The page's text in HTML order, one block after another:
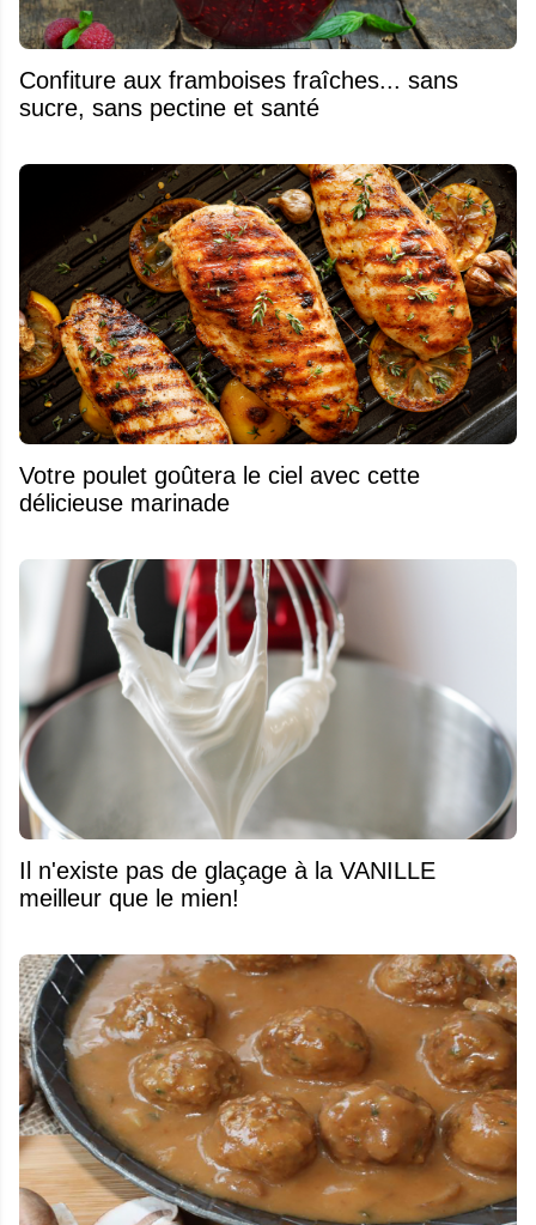
Confiture aux framboises fraîches... sans
sucre, sans pectine et santé
Votre poulet goûtera le ciel avec cette
délicieuse marinade
Il n'existe pas de glaçage à la VANILLE
meilleur que le mien!